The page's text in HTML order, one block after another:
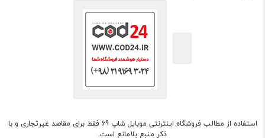
استفاده از مطالب فروشگاه اینترنتی موبایل شاپ 69 فقط برای مقاصد غیرتجاری و با
ذکر منبع بلامانع است.